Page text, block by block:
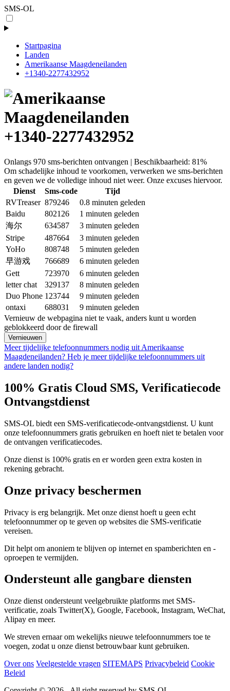
SMS-OL
Startpagina
Landen
Amerikaanse Maagdeneilanden
+1340-2277432952
+1340-2277432952
Onlangs 970 sms-berichten ontvangen | Beschikbaarheid: 81%
Om schadelijke inhoud te voorkomen, verwerken we sms-berichten
en geven we de volledige inhoud niet weer. Onze excuses hiervoor.
Dienst
Sms-code
Tijd
RVTreaser 879246
0.8 minuten geleden
Baidu
802126
1 minuten geleden
海尔
634587
3 minuten geleden
Stripe
487664
3 minuten geleden
YoHo
808748
5 minuten geleden
早游戏
766689
6 minuten geleden
Gett
723970
6 minuten geleden
letter chat
329137
8 minuten geleden
Duo Phone 123744
9 minuten geleden
ontaxi
688031
9 minuten geleden
Vernieuw de webpagina niet te vaak, anders kunt u worden
geblokkeerd door de firewall
Vernieuwen
Meer tijdelijke telefoonnummers nodig uit Amerikaanse
Maagdeneilanden? Heb je meer tijdelijke telefoonnummers uit
andere landen nodig?
100% Gratis Cloud SMS, Verificatiecode
Ontvangstdienst
SMS-OL biedt een SMS-verificatiecode-ontvangstdienst. U kunt
onze telefoonnummers gratis gebruiken en hoeft niet te betalen voor
de ontvangen verificatiecodes.
Onze dienst is 100% gratis en er worden geen extra kosten in
rekening gebracht.
Onze privacy beschermen
Privacy is erg belangrijk. Met onze dienst hoeft u geen echt
telefoonnummer op te geven op websites die SMS-verificatie
vereisen.
Dit helpt om anoniem te blijven op internet en spamberichten en -
oproepen te vermijden.
Ondersteunt alle gangbare diensten
Onze dienst ondersteunt veelgebruikte platforms met SMS-
verificatie, zoals Twitter(X), Google, Facebook, Instagram, WeChat,
Alipay en meer.
We streven ernaar om wekelijks nieuwe telefoonnummers toe te
voegen, zodat u onze dienst betrouwbaar kunt gebruiken.
Over ons Veelgestelde vragen SITEMAPS Privacybeleid Cookie
Beleid